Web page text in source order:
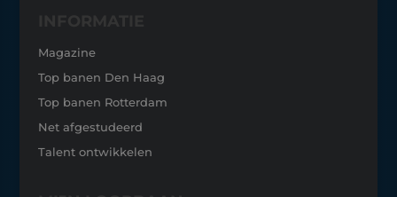
Magazine
Top banen Den Haag
Top banen Rotterdam
Net afgestudeerd
Talent ontwikkelen